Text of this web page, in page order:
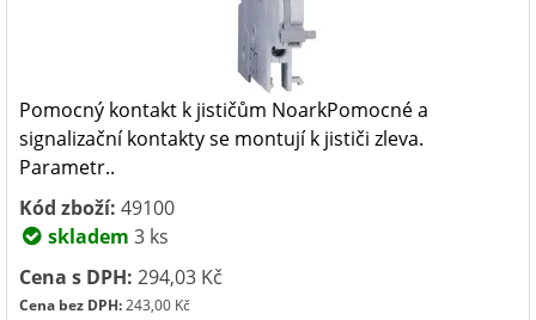
Pomocný kontakt k jističům NoarkPomocné a
signalizační kontakty se montují k jističi zleva.
Parametr..
Kód zboží: 49100
skladem 3 ks
Cena s DPH: 294,03 Kč
Cena bez DPH:243,00 Kč